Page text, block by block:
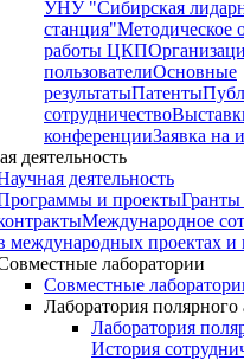
УНУ "Сибирская
станция"Методическое
работы ЦКП
пользователиОсновные
результатыПатенты
сотрудничество
конференцииЗаявка на
деятельность
деятельность
и проектыГранты
Международное
международных проектах и
лаборатории
Совместные
Лаборатория полярного
Лаборатория
История